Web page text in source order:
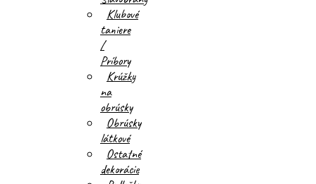
Klubové
taniere
/
Príbory
Krúžky
na
obrúsky
Obrúsky
látkové
Ostatné
dekorácie